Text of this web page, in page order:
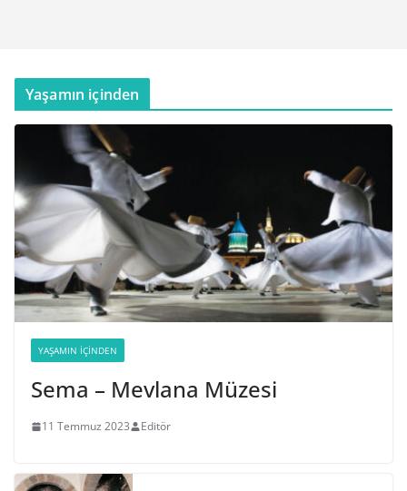
Yaşamın içinden
YAŞAMIN İÇINDEN
Sema – Mevlana Müzesi
11 Temmuz 2023 Editör